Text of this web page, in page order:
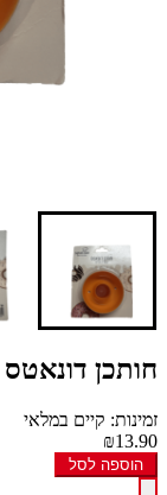
חותכן דונאטס
זמינות: קיים במלאי
₪13.90
הוספה לסל